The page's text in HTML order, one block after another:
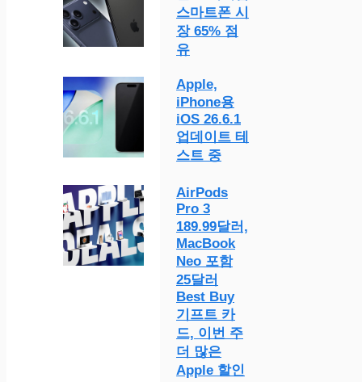
스마트폰 시
장 65% 점
유
Apple,
iPhone용
iOS 26.6.1
업데이트 테
스트 중
AirPods
Pro 3
189.99달러,
MacBook
Neo 포함
25달러
Best Buy
기프트 카
드, 이번 주
더 많은
Apple 할인